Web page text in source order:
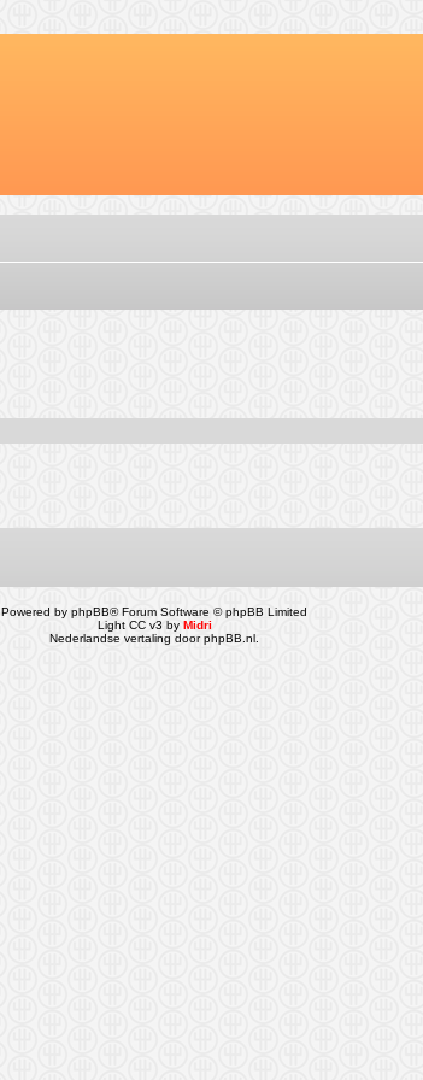
Powered by phpBB® Forum Software © phpBB Limited
Light CC v3 by Midri
Nederlandse vertaling doorphpBB.nl